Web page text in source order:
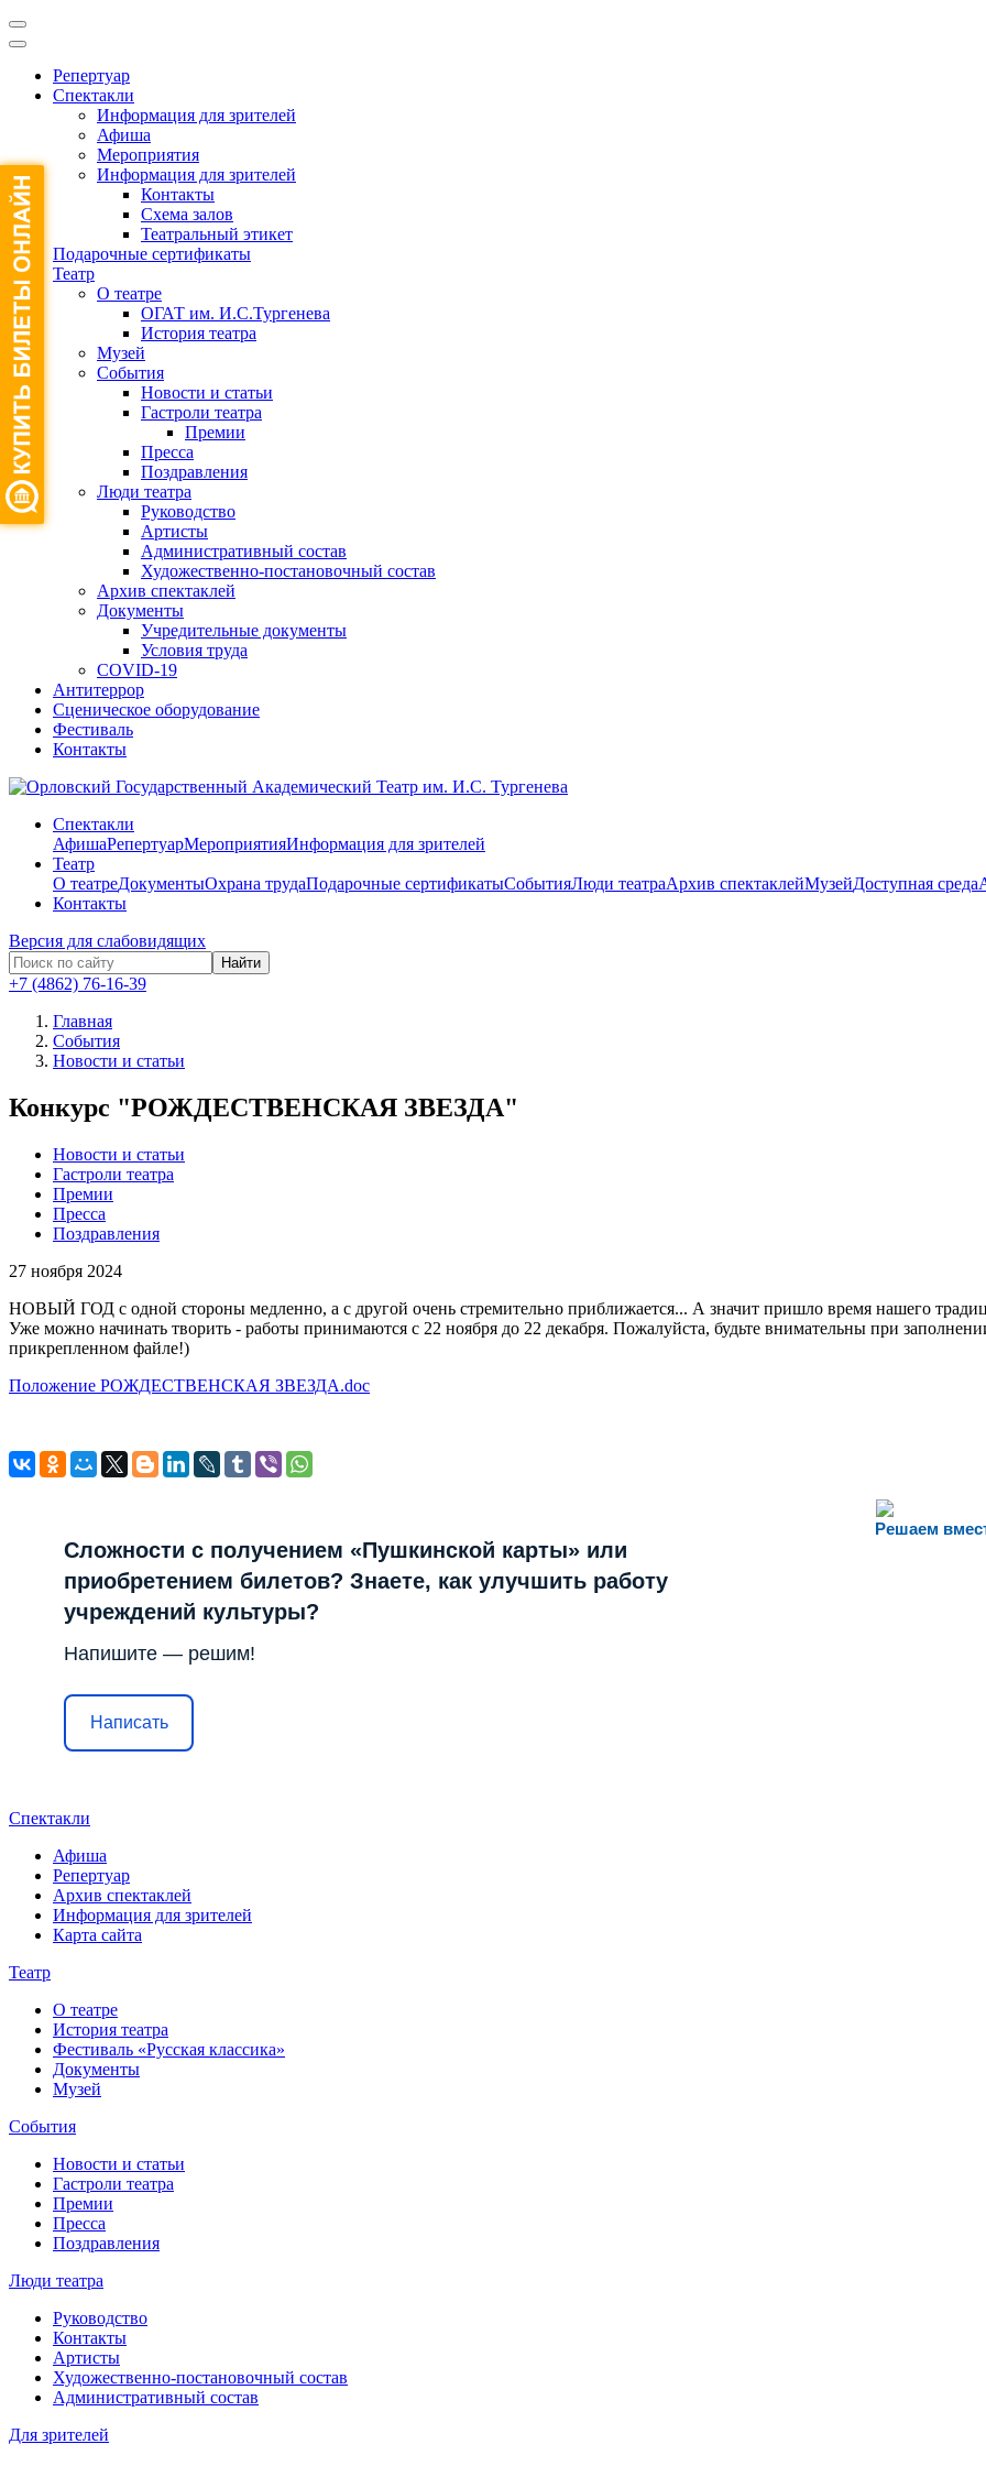
Репертуар
Спектакли
Информация для зрителей
Афиша
Мероприятия
Информация для зрителей
Контакты
Схема залов
Театральный этикет
Подарочные сертификаты
Театр
О театре
ОГАТ им. И.С.Тургенева
История театра
Музей
События
Новости и статьи
Гастроли театра
Премии
Пресса
Поздравления
Люди театра
Руководство
Артисты
Административный состав
Художественно-постановочный состав
Архив спектаклей
Документы
Учредительные документы
Условия труда
COVID-19
Антитеррор
Сценическое оборудование
Фестиваль
Контакты
Спектакли
АфишаРепертуарМероприятияИнформация для зрителей
Театр
О театреДокументыОхрана трудаПодарочные сертификатыСобытияЛюди театраАрхив спектаклейМузейДоступная среда
Контакты
Версия для слабовидящих
Найти
+7 (4862) 76-16-39
Главная
События
Новости и статьи
Конкурс "РОЖДЕСТВЕНСКАЯ ЗВЕЗДА"
Новости и статьи
Гастроли театра
Премии
Пресса
Поздравления
27 ноября 2024
НОВЫЙ ГОД с одной стороны медленно, а с другой очень стремительно приближается... А значит пришло время нашего
Уже можно начинать творить - работы принимаются с 22 ноября до 22 декабря. Пожалуйста, будьте внимательны при
прикрепленном файле!)
Положение РОЖДЕСТВЕНСКАЯ ЗВЕЗДА.doc
Решаем
Сложности с получением «Пушкинской карты» или
приобретением билетов? Знаете, как улучшить работу
учреждений культуры?
Напишите — решим!
Написать
Спектакли
Афиша
Репертуар
Архив спектаклей
Информация для зрителей
Карта сайта
Театр
О театре
История театра
Фестиваль «Русская классика»
Документы
Музей
События
Новости и статьи
Гастроли театра
Премии
Пресса
Поздравления
Люди театра
Руководство
Контакты
Артисты
Художественно-постановочный состав
Административный состав
Для зрителей